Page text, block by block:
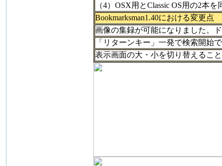
（4）OSX用とClassic OS用の2本を
Bookmarksman1.40における変更点
画像の集録が可能になりました。
「リターンキー」一発で検索開始
表示画面の大・小を切り替えるこ